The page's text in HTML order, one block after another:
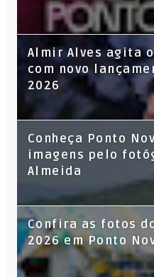
Almir Alves agita
com novo
2026
Conheça Ponto
imagens pelo
Almeida
Confira as fotos do
2026 em Ponto